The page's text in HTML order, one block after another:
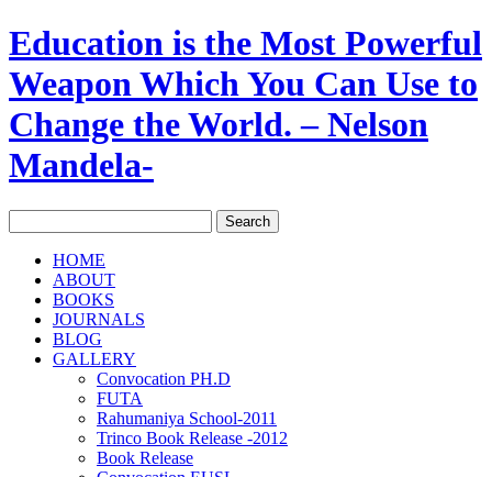
Education is the Most Powerful
Weapon Which You Can Use to
Change the World. – Nelson
Mandela-
HOME
ABOUT
BOOKS
JOURNALS
BLOG
GALLERY
Convocation PH.D
FUTA
Rahumaniya School-2011
Trinco Book Release -2012
Book Release